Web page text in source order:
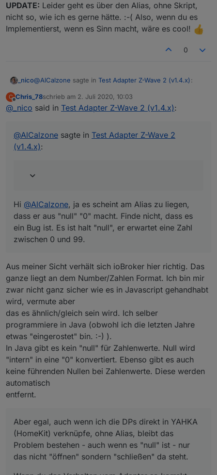
UPDATE: Leider geht es über den Alias, ohne Skript,
nicht so, wie ich es gerne hätte. :-( Also, wenn du es
Implementierst, wenn es Sinn macht, wäre es cool!
0
_nico@AlCalzone sagte in Test Adapter Z-Wave 2 (v1.4.x):
@_nicosagte inTest Adapter Z-Wave 2 (v1.4.x)
Im Alias-DP wird der Wert auf 0 geändert, der
DP "targetValue" ist einfach "leer" (null o.ä.) -
aus "null" "0" macht. Finde nicht, dass es ein Bug ist. Es
ist halt "null", er erwartet eine Zahl zwischen 0 und 99.
Aber egal, auch wenn ich die DPs direkt in YAHKA
(HomeKit) verknüpfe, ohne Alias, bleibt das Problem
C
Offline
Chris_78schrieb am 2. Juli 2020, 10:03
zuletzt editiert von
@ _nico said in Test Adapter Z-Wave 2 (v1.4.x):
@AlCalzone sagte in Test Adapter Z-Wave 2
(v1.4.x):
Hi @AlCalzone, ja es scheint am Alias zu liegen,
dass er aus "null" "0" macht. Finde nicht, dass es
ein Bug ist. Es ist halt "null", er erwartet eine Zahl
zwischen 0 und 99.
Aus meiner Sicht verhält sich ioBroker hier richtig. Das
ganze liegt an dem Number/Zahlen Format. Ich bin mir
zwar nicht ganz sicher wie es in Javascript gehandhabt
wird, vermute aber
das es ähnlich/gleich sein wird. Ich selber
programmiere in Java (obwohl ich die letzten Jahre
etwas "eingerostet" bin. :-) ).
In Java gibt es kein "null" für Zahlenwerte. Null wird
"intern" in eine "0" konvertiert. Ebenso gibt es auch
keine führenden Nullen bei Zahlenwerte. Diese werden
automatisch
entfernt.
Aber egal, auch wenn ich die DPs direkt in YAHKA
(HomeKit) verknüpfe, ohne Alias, bleibt das
Problem bestehen - auch wenn es "null" ist - nur
das nicht "öffnen" sondern "schließen" da steht.